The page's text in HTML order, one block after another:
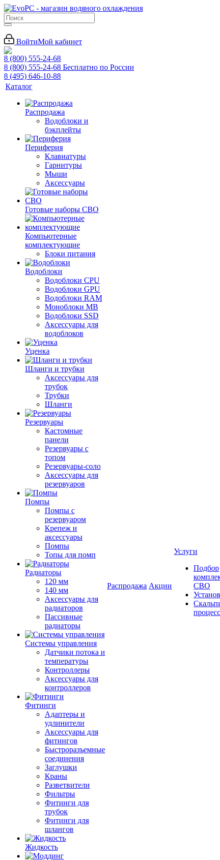
ВойтиМой кабинет
8 (800) 555-24-68
8 (800) 555-24-68 Бесплатно по России
8 (495) 646-10-88
Каталог
Распродажа
Водоблоки и
бэкплейты
Периферия
Клавиатуры
Гарнитуры
Мыши
Аксессуары
Готовые наборы СВО
Компьютерные
комплектующие
Блоки питания
Водоблоки
Водоблоки CPU
Водоблоки GPU
Водоблоки RAM
Моноблоки MB
Водоблоки SSD
Аксессуары для
водоблоков
Уценка
Шланги и трубки
Аксессуары для
трубок
Трубки
Шланги
Резервуары
Кастомные
панели
Резервуары с
топом
Резервуары-соло
Аксессуары для
резервуаров
Помпы
Помпы с
резервуаром
Крепеж и
аксессуары
Помпы
Топы для помп
Радиаторы
120 мм
140 мм
Аксессуары для
радиаторов
Пассивные
радиаторы
Системы управления
Датчики потока и
температуры
Контроллеры
Аксессуары для
контроллеров
Фитинги
Адаптеры и
удлинители
Аксессуары для
фитингов
Быстроразъемные
соединения
Заглушки
Краны
Разветвители
Фильтры
Фитинги для
трубок
Фитинги для
шлангов
Жидкость
Распродажа Акции
Услуги
Подбор
СВО